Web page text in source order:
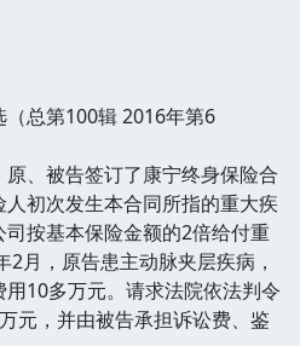
总第100辑 2016年第6
、被告签订了康宁终身保险合
初次发生本合同所指的重大疾
按基本保险金额的2倍给付重
月，原告患主动脉夹层疾病，
10多万元。请求法院依法判令
元，并由被告承担诉讼费、鉴